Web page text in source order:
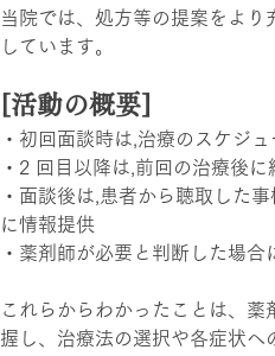
当院では、処方等の提案をよ
しています。
[活動の概要]
・初回面談時は,治療のスケジ
・2 回目以降は,前回の治療後
・面談後は,患者から聴取した
に情報提供
・薬剤師が必要と判断した場
これらからわかったことは、
握し、治療法の選択や各症状